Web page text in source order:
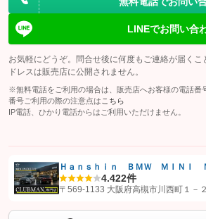
LINEでお問い合
お気軽にどうぞ。問合せ後に何度もご連絡が届くこ
ドレスは販売店に公開されません。
※無料電話をご利用の場合は、販売店へお客様の電話番
番号ご利用の際の注意点は こちら
IP電話、ひかり電話からはご利用いただけません。
【STEP1】認証画面でグーネットを友だち追加して
Ｈａｎｓｈｉｎ ＢＭＷ ＭＩＮＩ
4.422件
〒569-1133 大阪府高槻市川西町１－